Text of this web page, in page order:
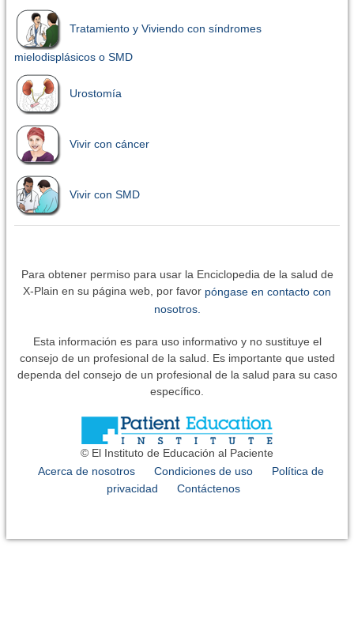
Tratamiento y Viviendo con síndromes
mielodisplásicos o SMD
Urostomía
Vivir con cáncer
Vivir con SMD
Para obtener permiso para usar la Enciclopedia de la salud de
X-Plain en su página web, por favor póngase en contacto con
nosotros.
Esta información es para uso informativo y no sustituye el
consejo de un profesional de la salud. Es importante que usted
dependa del consejo de un profesional de la salud para su caso
específico.
© El Instituto de Educación al Paciente
Acerca de nosotros
Condiciones de uso
Política de
privacidad
Contáctenos